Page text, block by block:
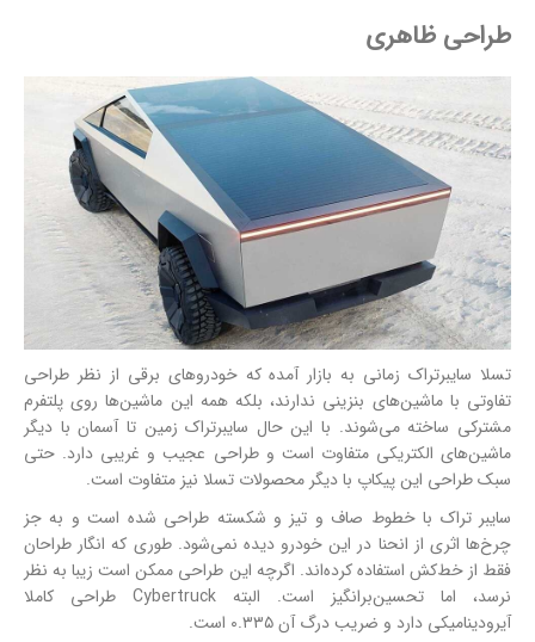
طراحی ظاهری
تسلا سایبرتراک زمانی به بازار آمده که خودروهای برقی از نظر طراحی
تفاوتی با ماشین‌های بنزینی ندارند، بلکه همه این ماشین‌ها روی پلتفرم
مشترکی ساخته می‌شوند. با این حال سایبرتراک زمین تا آسمان با دیگر
ماشین‌های الکتریکی متفاوت است و طراحی عجیب و غریبی دارد. حتی
سبک طراحی این پیکاپ با دیگر محصولات تسلا نیز متفاوت است.
سایبر تراک با خطوط صاف و تیز و شکسته طراحی شده است و به جز
چرخ‌ها اثری از انحنا در این خودرو دیده نمی‌شود. طوری که انگار طراحان
فقط از خط‌کش استفاده کرده‌اند. اگرچه این طراحی ممکن است زیبا به نظر
نرسد، اما تحسین‌برانگیز است. البته Cybertruck طراحی کاملا
آیرودینامیکی دارد و ضریب درگ آن ۰.۳۳۵ است.